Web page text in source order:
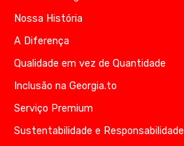
Nossa História
A Diferença
Qualidade em vez de Quantidade
Inclusão na Georgia.to
Serviço Premium
Sustentabilidade e Responsabilidade